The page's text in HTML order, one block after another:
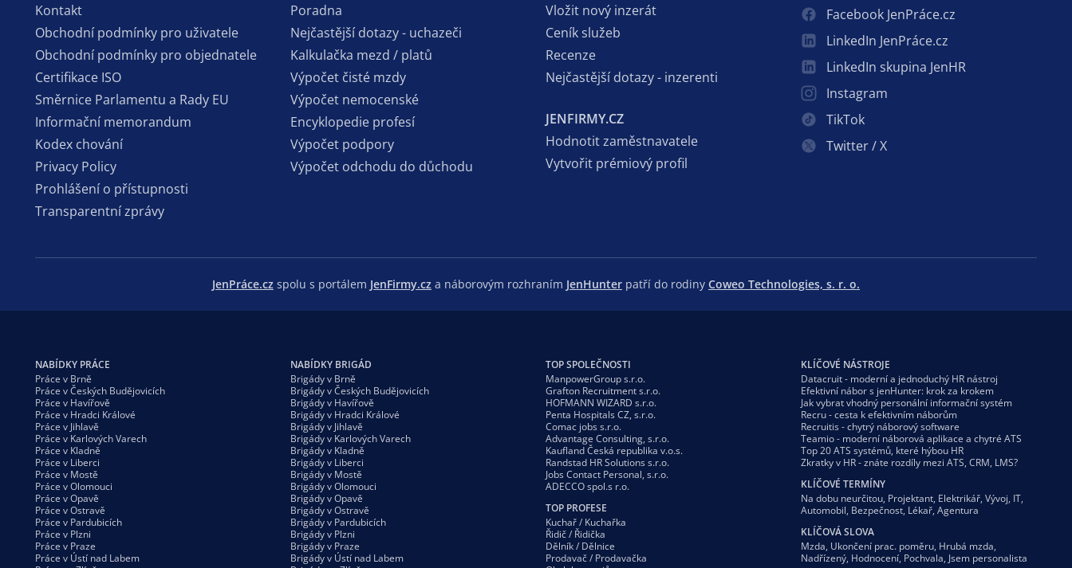
Kontakt
Obchodní podmínky pro uživatele
Obchodní podmínky pro objednatele
Certifikace ISO
Směrnice Parlamentu a Rady EU
Informační memorandum
Kodex chování
Privacy Policy
Prohlášení o přístupnosti
Transparentní zprávy
Poradna
Nejčastější dotazy - uchazeči
Kalkulačka mezd / platů
Výpočet čisté mzdy
Výpočet nemocenské
Encyklopedie profesí
Výpočet podpory
Výpočet odchodu do důchodu
Vložit nový inzerát
Ceník služeb
Recenze
Nejčastější dotazy - inzerenti
JENFIRMY.CZ
Hodnotit zaměstnavatele
Vytvořit prémiový profil
Facebook JenPráce.cz
LinkedIn JenPráce.cz
LinkedIn skupina JenHR
Instagram
TikTok
Twitter / X
JenPráce.cz spolu s portálem JenFirmy.cz a náborovým rozhraním JenHunter patří do rodiny Coweo Technologies, s. r. o.
NABÍDKY PRÁCE
Práce v Brně
Práce v Českých Budějovicích
Práce v Havířově
Práce v Hradci Králové
Práce v Jihlavě
Práce v Karlových Varech
Práce v Kladně
Práce v Liberci
Práce v Mostě
Práce v Olomouci
Práce v Opavě
Práce v Ostravě
Práce v Pardubicích
Práce v Plzni
Práce v Praze
Práce v Ústí nad Labem
NABÍDKY BRIGÁD
Brigády v Brně
Brigády v Českých Budějovicích
Brigády v Havířově
Brigády v Hradci Králové
Brigády v Jihlavě
Brigády v Karlových Varech
Brigády v Kladně
Brigády v Liberci
Brigády v Mostě
Brigády v Olomouci
Brigády v Opavě
Brigády v Ostravě
Brigády v Pardubicích
Brigády v Plzni
Brigády v Praze
Brigády v Ústí nad Labem
TOP SPOLEČNOSTI
ManpowerGroup s.r.o.
Grafton Recruitment s.r.o.
HOFMANN WIZARD s.r.o.
Penta Hospitals CZ, s.r.o.
Comac jobs s.r.o.
Advantage Consulting, s.r.o.
Kaufland Česká republika v.o.s.
Randstad HR Solutions s.r.o.
Jobs Contact Personal, s.r.o.
ADECCO spol.s r.o.
TOP PROFESE
Kuchař / Kuchařka
Řidič / Řidička
Dělník / Dělnice
Prodavač / Prodavačka
KLÍČOVÉ NÁSTROJE
Datacruit - moderní a jednoduchý HR nástroj
Efektivní nábor s jenHunter: krok za krokem
Jak vybrat vhodný personální informační systém
Recru - cesta k efektivním náborům
Recruitis - chytrý náborový software
Teamio - moderní náborová aplikace a chytré ATS
Top 20 ATS systémů, které hýbou HR
Zkratky v HR - znáte rozdíly mezi ATS, CRM, LMS?
KLÍČOVÉ TERMÍNY
Na dobu neurčitou, Projektant, Elektrikář, Vývoj, IT,
Automobil, Bezpečnost, Lékař, Agentura
KLÍČOVÁ SLOVA
Mzda, Ukončení prac. poměru, Hrubá mzda,
Nadřízený, Hodnocení, Pochvala, Jsem personalista